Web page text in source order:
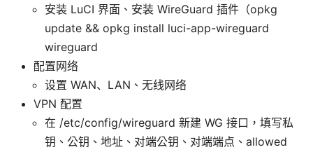
安装 LuCI 界面、安装 WireGuard 插件（opkg
update && opkg install luci-app-wireguard
wireguard
配置网络
设置 WAN、LAN、无线网络
VPN 配置
在 /etc/config/wireguard 新建 WG 接口，填写私
钥、公钥、地址、对端公钥、对端端点、allowed